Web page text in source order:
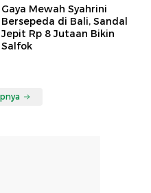
Gaya Mewah Syahrini
Bersepeda di Bali, Sandal
Jepit Rp 8 Jutaan Bikin
Salfok